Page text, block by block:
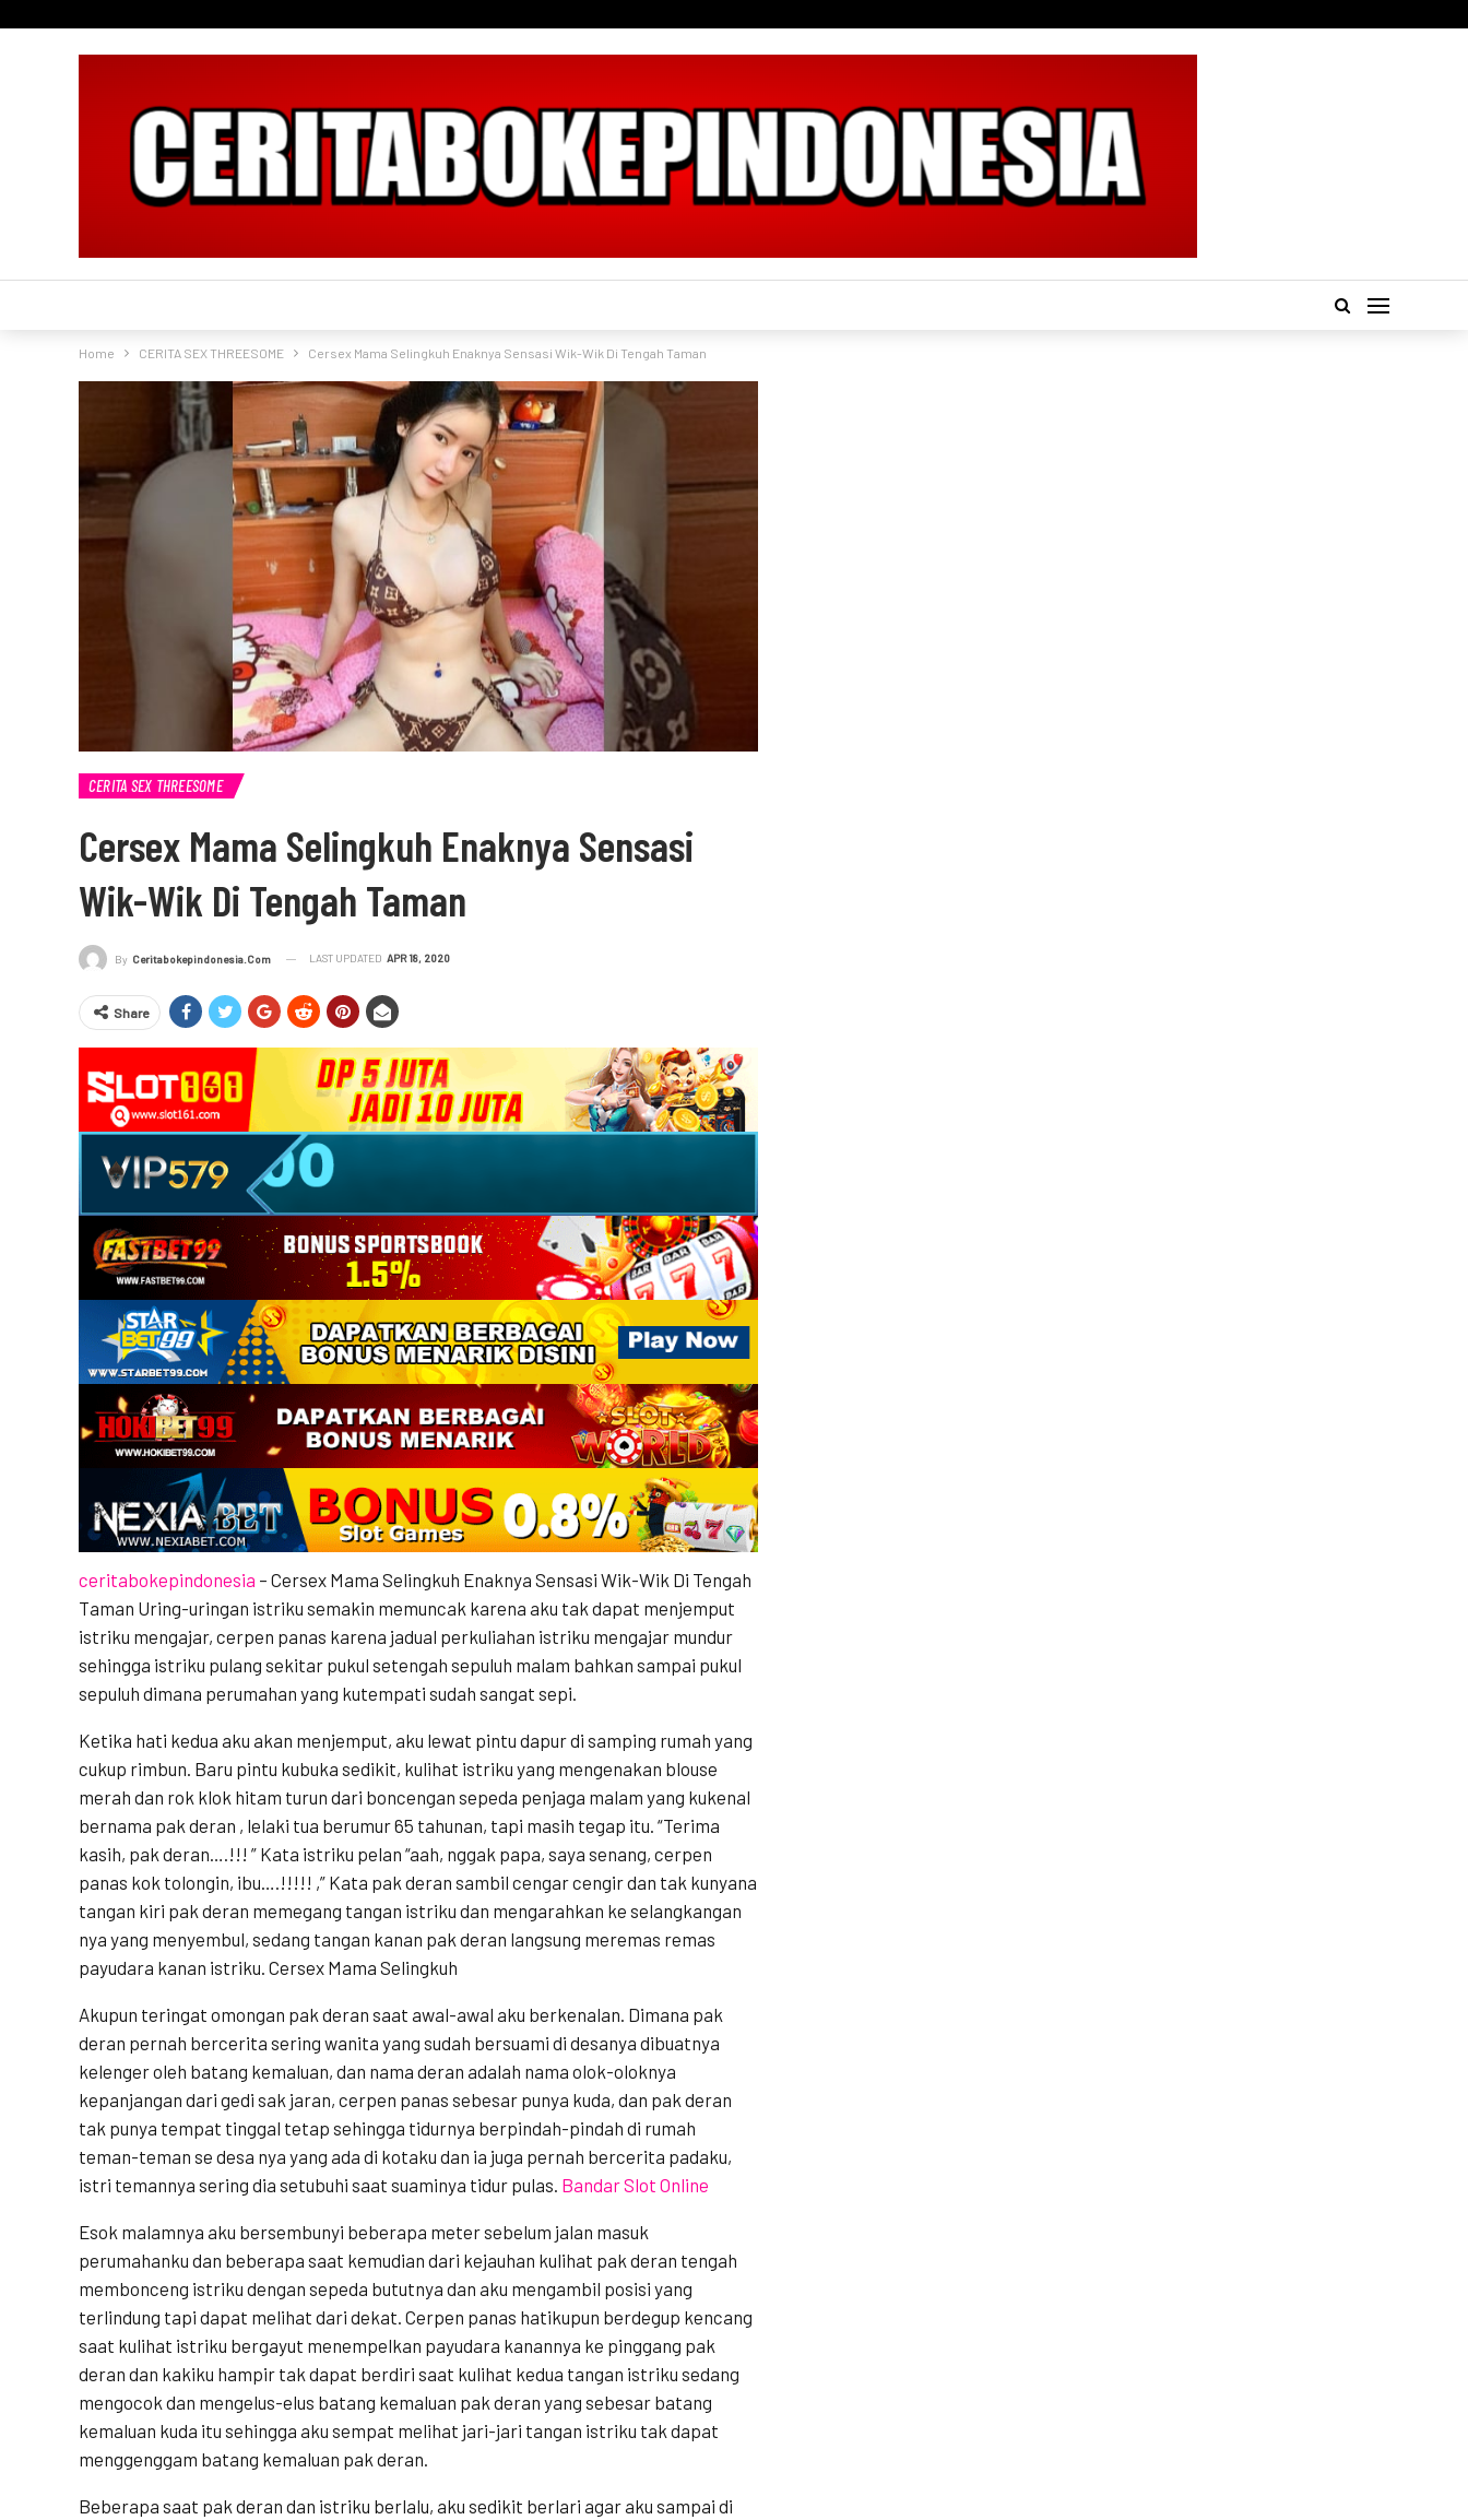
Home CERITA SEX THREESOME Cersex Mama Selingkuh Enaknya Sensasi Wik-Wik Di Tengah Taman
CERITA SEX THREESOME
Cersex Mama Selingkuh Enaknya Sensasi
Wik-Wik Di Tengah Taman
By Ceritabokepindonesia.com LAST UPDATED APR 18, 2020
Share
ceritabokepindonesia – Cersex Mama Selingkuh Enaknya Sensasi Wik-Wik Di Tengah
Taman Uring-uringan istriku semakin memuncak karena aku tak dapat menjemput
istriku mengajar, cerpen panas karena jadual perkuliahan istriku mengajar mundur
sehingga istriku pulang sekitar pukul setengah sepuluh malam bahkan sampai pukul
sepuluh dimana perumahan yang kutempati sudah sangat sepi.
Ketika hati kedua aku akan menjemput, aku lewat pintu dapur di samping rumah yang
cukup rimbun. Baru pintu kubuka sedikit, kulihat istriku yang mengenakan blouse
merah dan rok klok hitam turun dari boncengan sepeda penjaga malam yang kukenal
bernama pak deran , lelaki tua berumur 65 tahunan, tapi masih tegap itu. “Terima
kasih, pak deran….!!! ” Kata istriku pelan “aah, nggak papa, saya senang, cerpen
panas kok tolongin, ibu….!!!!! ,” Kata pak deran sambil cengar cengir dan tak kunyana
tangan kiri pak deran memegang tangan istriku dan mengarahkan ke selangkangan
nya yang menyembul, sedang tangan kanan pak deran langsung meremas remas
payudara kanan istriku. Cersex Mama Selingkuh
Akupun teringat omongan pak deran saat awal-awal aku berkenalan. Dimana pak
deran pernah bercerita sering wanita yang sudah bersuami di desanya dibuatnya
kelenger oleh batang kemaluan, dan nama deran adalah nama olok-oloknya
kepanjangan dari gedi sak jaran, cerpen panas sebesar punya kuda, dan pak deran
tak punya tempat tinggal tetap sehingga tidurnya berpindah-pindah di rumah
teman-teman se desa nya yang ada di kotaku dan ia juga pernah bercerita padaku,
istri temannya sering dia setubuhi saat suaminya tidur pulas. Bandar Slot Online
Esok malamnya aku bersembunyi beberapa meter sebelum jalan masuk
perumahanku dan beberapa saat kemudian dari kejauhan kulihat pak deran tengah
membonceng istriku dengan sepeda bututnya dan aku mengambil posisi yang
terlindung tapi dapat melihat dari dekat. Cerpen panas hatikupun berdegup kencang
saat kulihat istriku bergayut menempelkan payudara kanannya ke pinggang pak
deran dan kakiku hampir tak dapat berdiri saat kulihat kedua tangan istriku sedang
mengocok dan mengelus-elus batang kemaluan pak deran yang sebesar batang
kemaluan kuda itu sehingga aku sempat melihat jari-jari tangan istriku tak dapat
menggenggam batang kemaluan pak deran.
Beberapa saat pak deran dan istriku berlalu, aku sedikit berlari agar aku sampai di